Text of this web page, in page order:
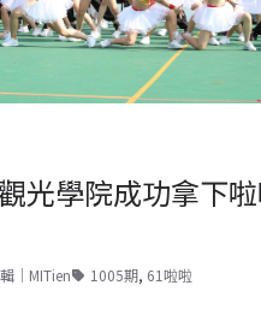
光學院成功拿下
｜MITien 1005期, 61啦啦